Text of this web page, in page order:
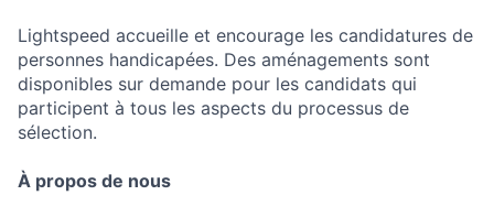
Lightspeed accueille et encourage les candidatures de
personnes handicapées. Des aménagements sont
disponibles sur demande pour les candidats qui
participent à tous les aspects du processus de
sélection.
À propos de nous